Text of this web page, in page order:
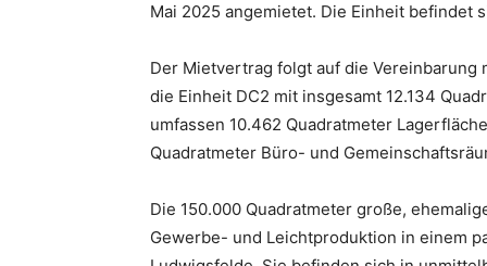
Mai 2025 angemietet. Die Einheit befindet
Der Mietvertrag folgt auf die
die Einheit DC2 mit insgesamt 12.134
umfassen 10.462 Quadratmeter
Quadratmeter Büro- und
Die 150.000 Quadratmeter große,
Gewerbe- und Leichtproduktion in einem